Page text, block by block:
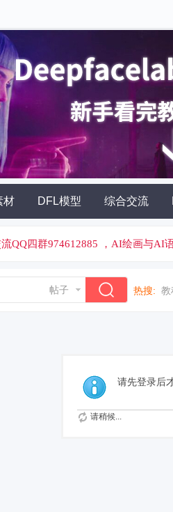
材 DFL模型 综合交流
流QQ四群974612885 ，AI绘画与AI
帖子
热搜: 教
请先登录后
请稍候...